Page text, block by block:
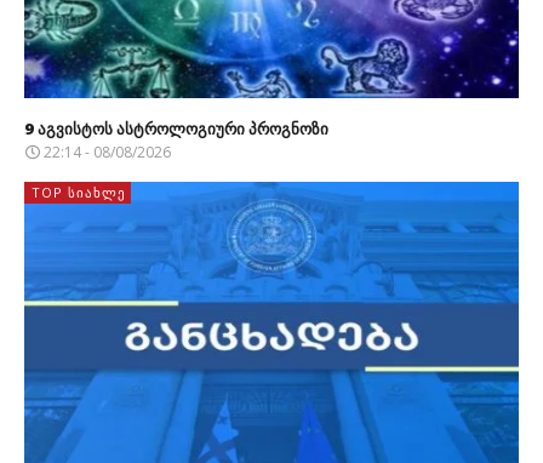
9 აგვისტოს ასტროლოგიური პროგნოზი
22:14 - 08/08/2026
TOP ᲡᲘᲐᲮᲚᲔ